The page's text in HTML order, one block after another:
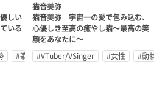
しい
いる
#歌ってみた
猫音美弥
猫音美弥 宇宙一の愛で包み込む、
心優しき至高の癒やし猫～最高の笑
顔をあなたに～
#VTuber/VSinger
#女性 #動物系